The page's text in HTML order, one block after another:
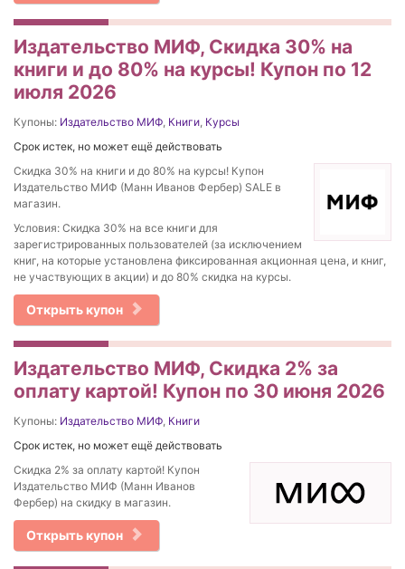
Издательство МИФ, Скидка 30% на
книги и до 80% на курсы! Купон по 12
июля 2026
Купоны: Издательство МИФ Книги Курсы
Срок истек, но может ещё действовать
Скидка 30% на книги и до 80% на курсы! Купон
Издательство МИФ (Манн Иванов Фербер) SALE в
магазин.
Условия: Скидка 30% на все книги для
зарегистрированных пользователей (за исключением
книг, на которые установлена фиксированная акционная цена, и книг,
не участвующих в акции) и до 80% скидка на курсы.
Открыть купон
Издательство МИФ, Скидка 2% за
оплату картой! Купон по 30 июня 2026
Купоны: Издательство МИФ Книги
Срок истек, но может ещё действовать
Скидка 2% за оплату картой! Купон
Издательство МИФ (Манн Иванов
Фербер) на скидку в магазин.
Открыть купон